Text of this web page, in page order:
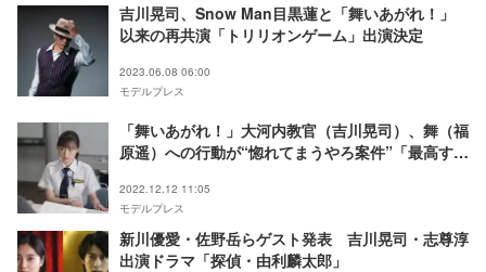
吉川晃司、Snow Man目黒蓮と「舞いあがれ！」
以来の再共演「トリリオンゲーム」出演決定
2023.06.08 06:00
モデルプレス
「舞いあがれ！」大河内教官（吉川晃司）、舞（福
原遥）への行動が“惚れてまうやろ案件”「最高すぎ
2022.12.12 11:05
モデルプレス
新川優愛・佐野岳らゲスト発表 吉川晃司・志尊淳
出演ドラマ「探偵・由利麟太郎」